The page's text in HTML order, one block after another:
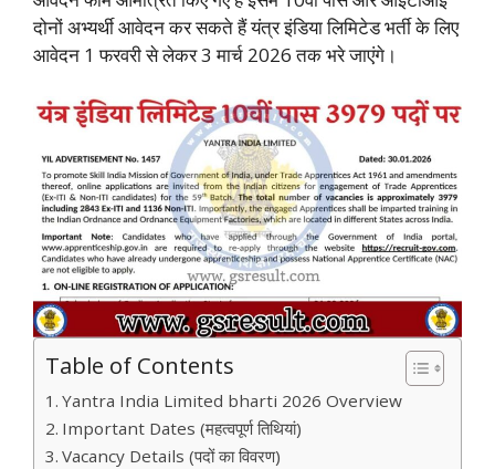
दोनों अभ्यर्थी आवेदन कर सकते हैं यंत्र इंडिया लिमिटेड भर्ती के लिए
आवेदन 1 फरवरी से लेकर 3 मार्च 2026 तक भरे जाएंगे।
Table of Contents
Yantra India Limited bharti 2026 Overview
Important Dates (महत्वपूर्ण तिथियां)
Vacancy Details (पदों का विवरण)